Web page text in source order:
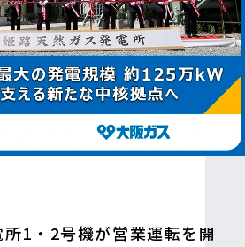
1・2号機が営業運転を開